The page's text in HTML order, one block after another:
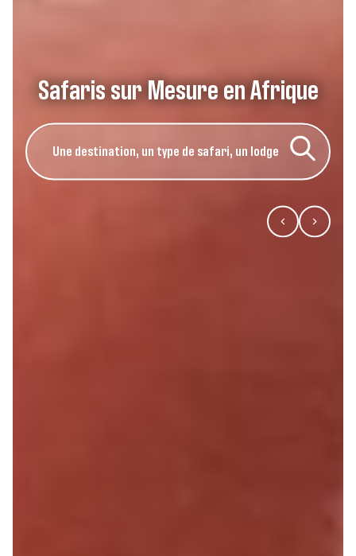
Safaris sur Mesure en Afrique